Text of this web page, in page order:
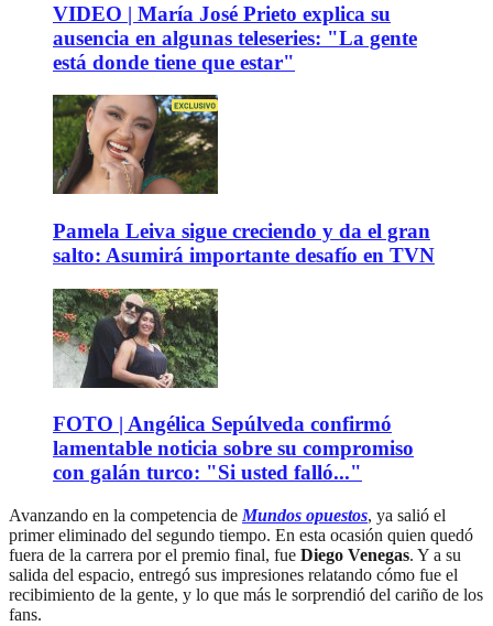
VIDEO | María José Prieto explica su
ausencia en algunas teleseries: "La gente
está donde tiene que estar"
Pamela Leiva sigue creciendo y da el gran
salto: Asumirá importante desafío en TVN
FOTO | Angélica Sepúlveda confirmó
lamentable noticia sobre su compromiso
con galán turco: "Si usted falló..."
Avanzando en la competencia de Mundos opuestos, ya salió el
primer eliminado del segundo tiempo. En esta ocasión quien quedó
fuera de la carrera por el premio final, fue Diego Venegas. Y a su
salida del espacio, entregó sus impresiones relatando cómo fue el
recibimiento de la gente, y lo que más le sorprendió del cariño de los
fans.